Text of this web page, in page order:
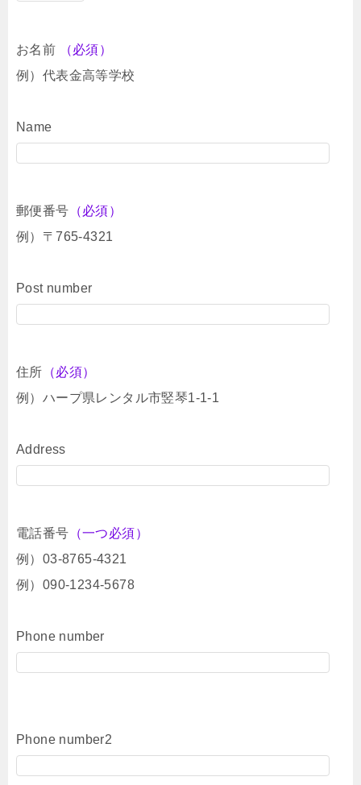
お名前
（必須）
例）代表金高等学校
Name
郵便番号 （必須）
例）〒765-4321
Post number
住所 （必須）
例）ハープ県レンタル市竪琴1-1-1
Address
電話番号 （一つ必須）
例）03-8765-4321
例）090-1234-5678
Phone number
Phone number2